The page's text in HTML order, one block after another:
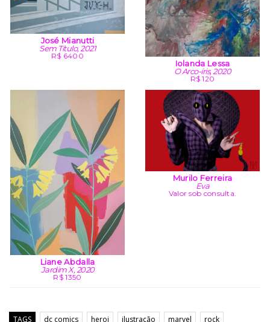
José Mianutti
Sem Título, 2021
R$ 6400
Iolanda Lessa
O Arco-íris, 2020
R$ 120
Liane Abdalla
Jardim X, 2020
R$ 1350
Murilo Ferreira
Eva
Valor sob consulta.
TAGS dc comics heroi ilustração marvel rock